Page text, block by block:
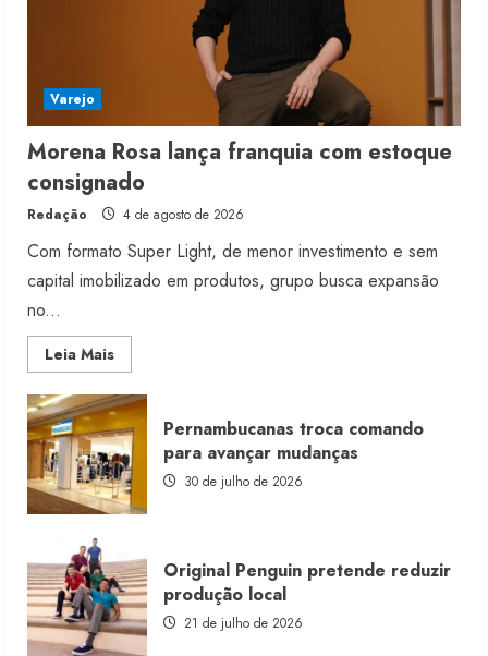
Varejo
Morena Rosa lança franquia com estoque
consignado
Redação 4 de agosto de 2026
Com formato Super Light, de menor investimento e sem
capital imobilizado em produtos, grupo busca expansão
no...
Leia MaisRead
more
Morena
Rosa
lança
franquia
com
estoque
consignado
Pernambucanas troca comando
para avançar mudanças
30 de julho de 2026
Original Penguin pretende reduzir
produção local
21 de julho de 2026